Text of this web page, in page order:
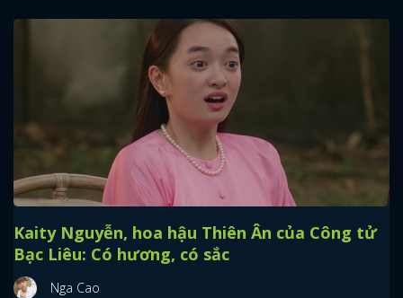
Kaity Nguyễn, hoa hậu Thiên Ân của Công tử
Bạc Liêu: Có hương, có sắc
Nga Cao